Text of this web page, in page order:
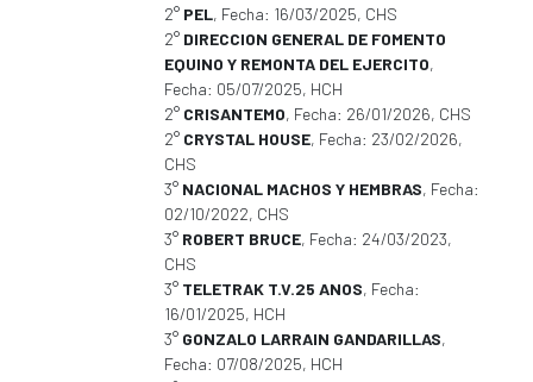
2° PEL, Fecha: 16/03/2025, CHS
2° DIRECCION GENERAL DE FOMENTO
EQUINO Y REMONTA DEL EJERCITO,
Fecha: 05/07/2025, HCH
2° CRISANTEMO, Fecha: 26/01/2026, CHS
2° CRYSTAL HOUSE, Fecha: 23/02/2026,
CHS
3° NACIONAL MACHOS Y HEMBRAS, Fecha:
02/10/2022, CHS
3° ROBERT BRUCE, Fecha: 24/03/2023,
CHS
3° TELETRAK T.V.25 ANOS, Fecha:
16/01/2025, HCH
3° GONZALO LARRAIN GANDARILLAS,
Fecha: 07/08/2025, HCH